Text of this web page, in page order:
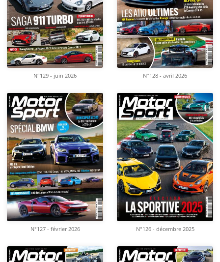
N°129 - juin 2026 N°128 - avril 2026
N°127 - février 2026 N°126 - décembre 2025